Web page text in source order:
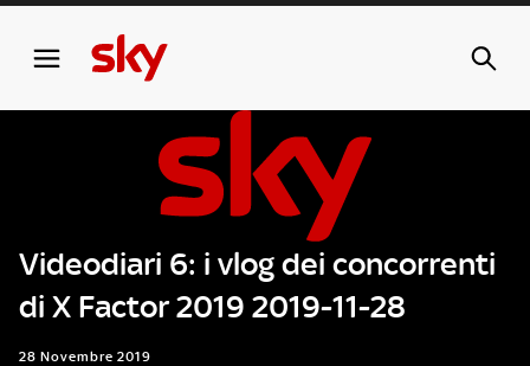
FACTOR
Cos’altro vedere:
PROGRAMMI SKY
Un mondo di offerte:
SKY.IT
Videodiari 6: i vlog dei concorrenti
di X Factor 2019 2019-11-28
28 Novembre 2019